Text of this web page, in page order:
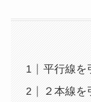
平行線を
２本線を